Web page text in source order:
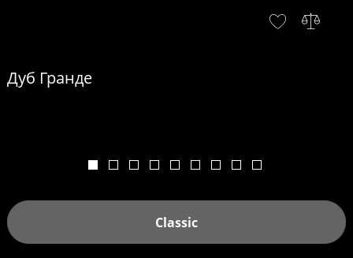
Дуб Гранде
Classic